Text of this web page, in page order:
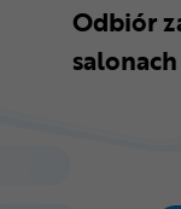
Odbiór